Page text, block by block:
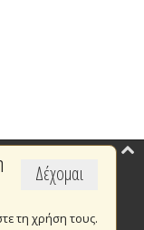
Δέχομαι
τη χρήση τους.